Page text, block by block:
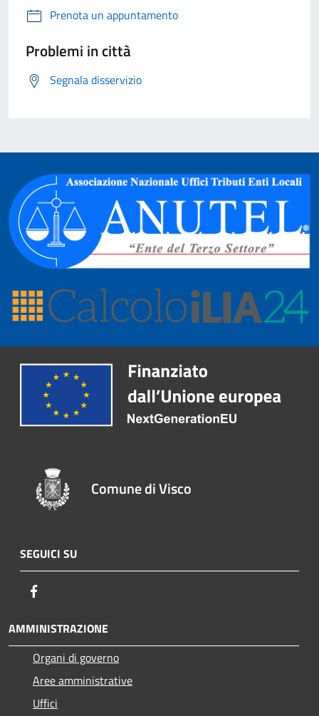
Prenota un appuntamento
Problemi in città
Segnala disservizio
Comune di Visco
SEGUICI SU
AMMINISTRAZIONE
Organi di governo
Aree amministrative
Uffici